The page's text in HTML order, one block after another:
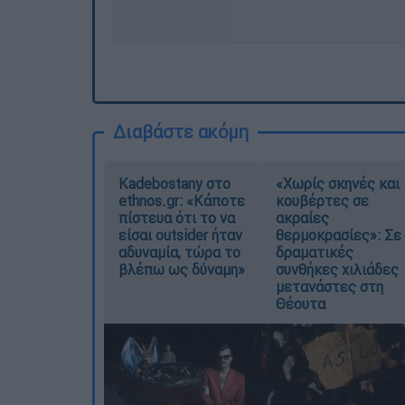
Διαβάστε ακόμη
Kadebostany στο
ethnos.gr: «Κάποτε
πίστευα ότι το να
είσαι outsider ήταν
αδυναμία, τώρα το
βλέπω ως δύναμη»
«Χωρίς σκηνές και
κουβέρτες σε
ακραίες
θερμοκρασίες»: Σε
δραματικές
συνθήκες χιλιάδες
μετανάστες στη
Θέουτα